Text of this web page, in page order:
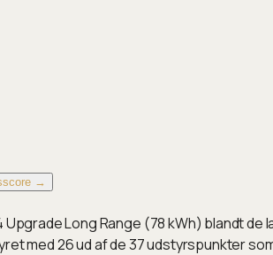
→
Upgrade Long Range (78 kWh) blandt
med 26 ud af de 37 udstyrspunkter